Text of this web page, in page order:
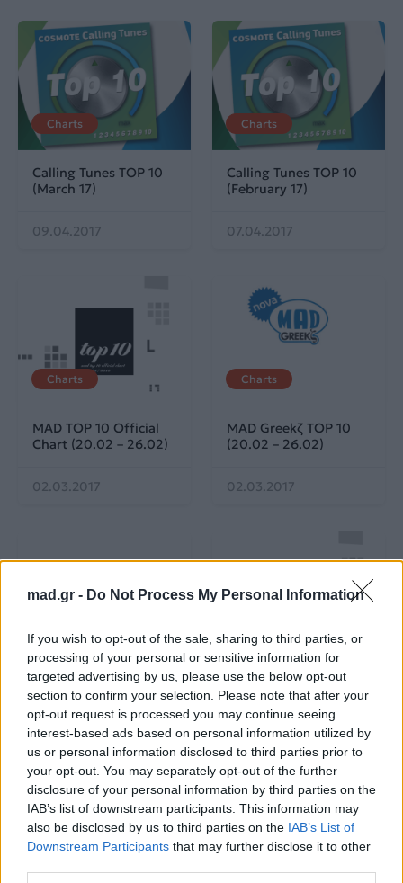
mad.gr - Do Not Process My Personal Information
If you wish to opt-out of the sale, sharing to third parties, or
processing of your personal or sensitive information for
targeted advertising by us, please use the below opt-out
section to confirm your selection. Please note that after your
opt-out request is processed you may continue seeing
interest-based ads based on personal information utilized by
us or personal information disclosed to third parties prior to
your opt-out. You may separately opt-out of the further
disclosure of your personal information by third parties on the
IAB’s list of downstream participants. This information may
also be disclosed by us to third parties on the IAB’s List of
Downstream Participants that may further disclose it to other
Charts
Calling Tunes TOP 10
(March 17)
09.04.2017
Charts
Calling Tunes TOP 10
(February 17)
07.04.2017
Charts
MAD TOP 10 Official
Chart (20.02 – 26.02)
02.03.2017
Charts
MAD Greekζ TOP 10
(20.02 – 26.02)
02.03.2017
Charts
MAD Hits TOP 10
(20.02 – 26.02)
02.03.2017
Charts
MAD TOP 10 Official
Chart (13.02 – 19.02)
26.02.2017